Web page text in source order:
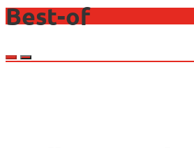
Best-of